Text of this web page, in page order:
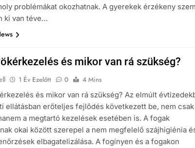
problémákat okozhatnak. A gyerekek érzékeny
ki van téve…
és mikor van rá szükség?
1 Év Ezelőtt 0
4 Mins
és mikor van rá szükség? Az elmúlt
ellátásban erőteljes fejlődés következett be, nem csak
a megtartó kezelések esetében is. A fogak
okai között szerepel a nem megfelelő szájhigiénia
elbagatelizálása. A fogínyen és a fogakon